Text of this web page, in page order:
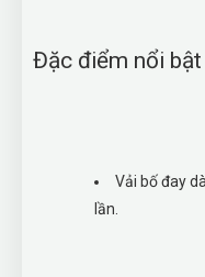
Đặc điểm nổi bật
Vải bố đay
lần.